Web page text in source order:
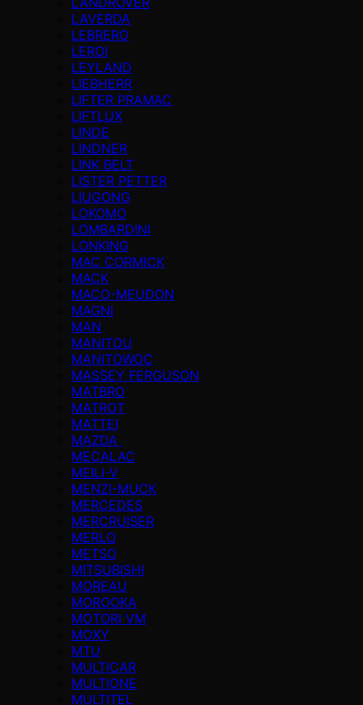
LAVERDA
LEBRERO
LEROI
LEYLAND
LIEBHERR
LIFTER PRAMAC
LIFTLUX
LINDE
LINDNER
LINK BELT
LISTER PETTER
LIUGONG
LOKOMO
LOMBARDINI
LONKING
MAC CORMICK
MACK
MACO-MEUDON
MAGNI
MAN
MANITOU
MANITOWOC
MASSEY FERGUSON
MATBRO
MATROT
MATTEI
MAZDA
MECALAC
MEILI-V
MENZI-MUCK
MERCEDES
MERCRUISER
MERLO
METSO
MITSUBISHI
MOREAU
MOROOKA
MOTORI VM
MOXY
MTU
MULTICAR
MULTIONE
MULTITEL